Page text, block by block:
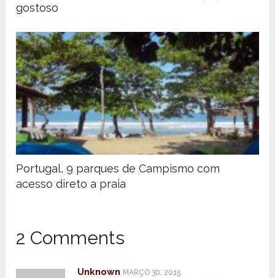
gostoso
Portugal, 9 parques de Campismo com
acesso direto a praia
2 Comments
Unknown MARÇO 30, 2015